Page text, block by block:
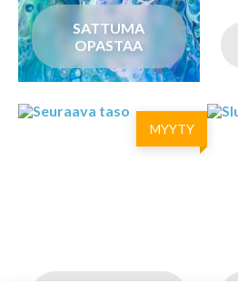
SATTUMA
OPASTAA
MYYTY